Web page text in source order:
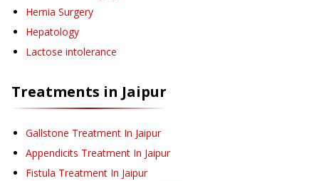
Hernia Surgery
Hepatology
Lactose intolerance
Treatments in Jaipur
Gallstone Treatment In Jaipur
Appendicits Treatment In Jaipur
Fistula Treatment In Jaipur